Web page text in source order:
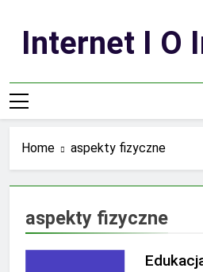
contentInternet I O
Home aspekty fizyczne
aspekty fizyczne